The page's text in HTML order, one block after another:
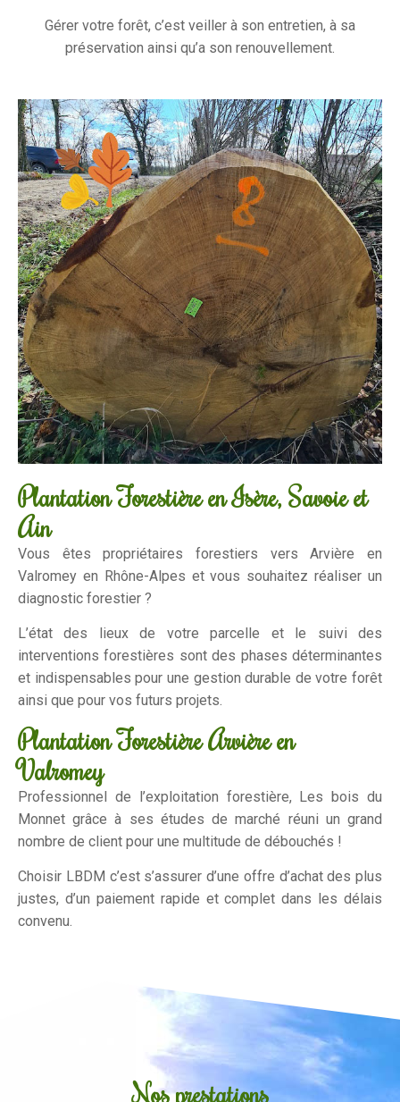
Gérer votre forêt, c’est veiller à son entretien, à sa
préservation ainsi qu’a son renouvellement.
Plantation Forestière en Isère, Savoie et
Ain
Vous êtes propriétaires forestiers vers Arvière en
Valromey en Rhône-Alpes et vous souhaitez réaliser un
diagnostic forestier ?
L’état des lieux de votre parcelle et le suivi des
interventions forestières sont des phases déterminantes
et indispensables pour une gestion durable de votre forêt
ainsi que pour vos futurs projets.
Plantation Forestière Arvière en
Valromey
Professionnel de l’exploitation forestière, Les bois du
Monnet grâce à ses études de marché réuni un grand
nombre de client pour une multitude de débouchés !
Choisir LBDM c’est s’assurer d’une offre d’achat des plus
justes, d’un paiement rapide et complet dans les délais
convenu.
Nos prestations